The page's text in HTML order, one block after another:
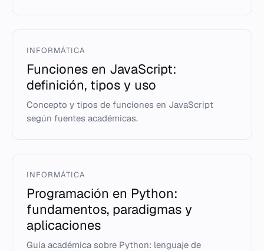
INFORMÁTICA
Funciones en JavaScript:
definición, tipos y uso
Concepto y tipos de funciones en JavaScript
según fuentes académicas.
INFORMÁTICA
Programación en Python:
fundamentos, paradigmas y
aplicaciones
Guía académica sobre Python: lenguaje de